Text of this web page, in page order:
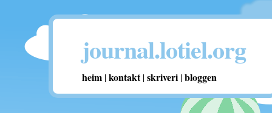
journal.lotiel.org
heim |kontakt|skriveri |bloggen